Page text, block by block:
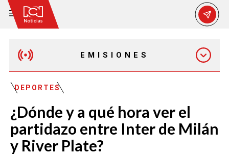
EMISIONES
EMISIÓN 7:00 PM
DEPORTES
¿Dónde y a qué hora ver el
partidazo entre Inter de Milán
y River Plate?